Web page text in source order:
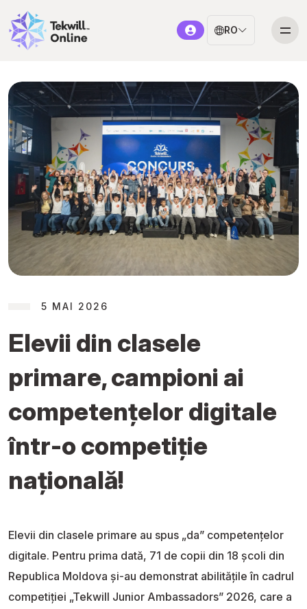
RO
5 MAI 2026
Elevii din clasele
primare, campioni ai
competențelor digitale
într-o competiție
națională!
Elevii din clasele primare au spus „da” competențelor
digitale. Pentru prima dată, 71 de copii din 18 școli din
Republica Moldova și-au demonstrat abilitățile în cadrul
competiției „Tekwill Junior Ambassadors” 2026, care a